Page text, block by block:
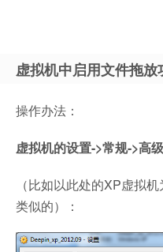
虚拟机中启用文件拖放
操作办法：
虚拟机的设置->常规->高
（比如以此处的XP虚拟
类似的）：